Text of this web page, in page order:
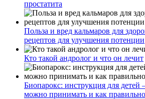
простатита
Польза и вред кальмаров для
рецептов для улучшения потенции
Кто такой андролог и что он лечит
Биопарокс: инструкция для детей
можно принимать и как правильно